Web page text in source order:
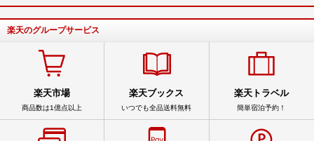
楽天のグループサービス
楽天市場
商品数は1億点以上
楽天ブックス
いつでも全品送料無料
楽天トラベル
簡単宿泊予約！